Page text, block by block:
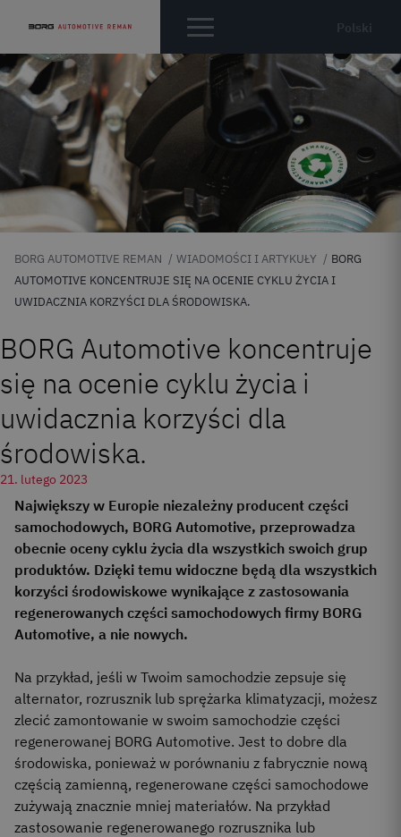
Polski
BORG AUTOMOTIVE REMAN WIADOMOŚCI I ARTYKUŁY
BORG
AUTOMOTIVE KONCENTRUJE SIĘ NA OCENIE CYKLU ŻYCIA I
UWIDACZNIA KORZYŚCI DLA ŚRODOWISKA.
BORG Automotive koncentruje
się na ocenie cyklu życia i
uwidacznia korzyści dla
środowiska.
21. lutego 2023
Największy w Europie niezależny producent części
samochodowych, BORG Automotive, przeprowadza
obecnie oceny cyklu życia dla wszystkich swoich grup
produktów. Dzięki temu widoczne będą dla wszystkich
korzyści środowiskowe wynikające z zastosowania
regenerowanych części samochodowych firmy BORG
Automotive, a nie nowych.
Na przykład, jeśli w Twoim samochodzie zepsuje się
alternator, rozrusznik lub sprężarka klimatyzacji, możesz
zlecić zamontowanie w swoim samochodzie części
regenerowanej BORG Automotive. Jest to dobre dla
środowiska, ponieważ w porównaniu z fabrycznie nową
częścią zamienną, regenerowane części samochodowe
zużywają znacznie mniej materiałów. Na przykład
zastosowanie regenerowanego rozrusznika lub